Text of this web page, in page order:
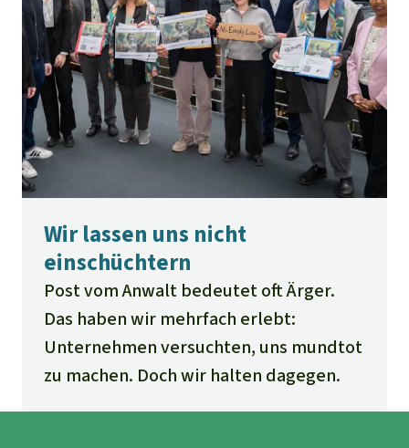
Wir lassen uns nicht
einschüchtern
Post vom Anwalt bedeutet oft Ärger.
Das haben wir mehrfach erlebt:
Unternehmen versuchten, uns mundtot
zu machen. Doch wir halten dagegen.